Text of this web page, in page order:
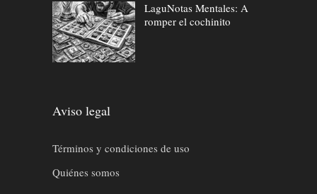
LaguNotas Mentales: A
romper el cochinito
Aviso legal
Términos y condiciones de uso
Quiénes somos